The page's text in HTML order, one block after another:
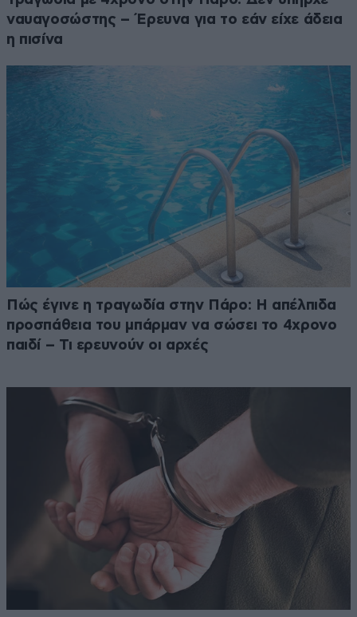
ναυαγοσώστης – Έρευνα για το εάν είχε άδεια
η πισίνα
Πώς έγινε η τραγωδία στην Πάρο: Η απέλπιδα
προσπάθεια του μπάρμαν να σώσει το 4χρονο
παιδί – Τι ερευνούν οι αρχές